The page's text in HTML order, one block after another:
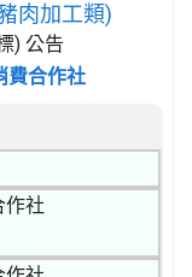
肉加工類)
) 公告
費合作社
作社